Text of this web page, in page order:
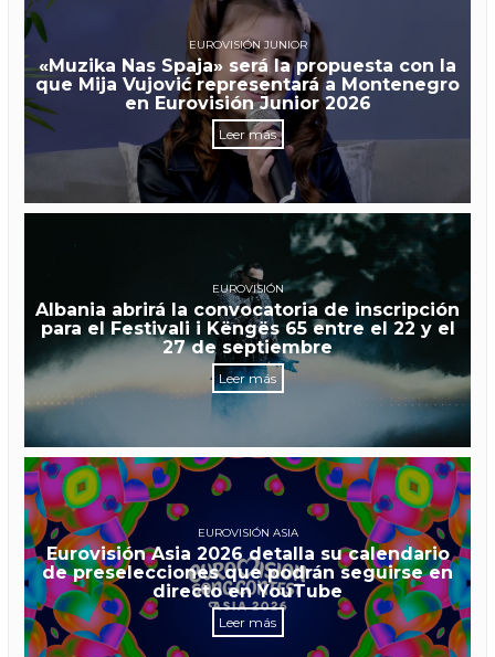
EUROVISIÓN JUNIOR
«Muzika Nas Spaja» será la propuesta con la
que Mija Vujović representará a Montenegro
en Eurovisión Junior 2026
Leer más
EUROVISIÓN
Albania abrirá la convocatoria de inscripción
para el Festivali i Këngës 65 entre el 22 y el
27 de septiembre
Leer más
EUROVISIÓN ASIA
Eurovisión Asia 2026 detalla su calendario
de preselecciones que podrán seguirse en
directo en YouTube
Leer más